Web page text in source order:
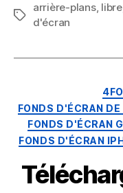
Mots
arrière-plans, libre
d'écran
FONDS D'ÉCRAN
FONDS D'ÉCRAN
FONDS D'ÉCRAN